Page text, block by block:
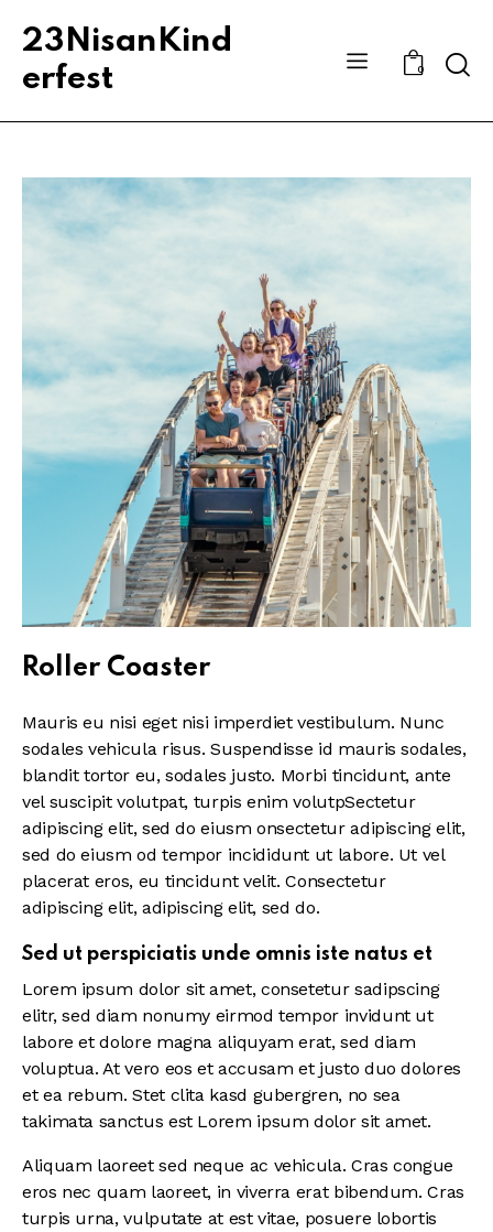
23NisanKind
erfest
0
Roller Coaster
Mauris eu nisi eget nisi imperdiet vestibulum. Nunc
sodales vehicula risus. Suspendisse id mauris sodales,
blandit tortor eu, sodales justo. Morbi tincidunt, ante
vel suscipit volutpat, turpis enim volutpSectetur
adipiscing elit, sed do eiusm onsectetur adipiscing elit,
sed do eiusm od tempor incididunt ut labore. Ut vel
placerat eros, eu tincidunt velit. Consectetur
adipiscing elit, adipiscing elit, sed do.
Sed ut perspiciatis unde omnis iste natus et
Lorem ipsum dolor sit amet, consetetur sadipscing
elitr, sed diam nonumy eirmod tempor invidunt ut
labore et dolore magna aliquyam erat, sed diam
voluptua. At vero eos et accusam et justo duo dolores
et ea rebum. Stet clita kasd gubergren, no sea
takimata sanctus est Lorem ipsum dolor sit amet.
Aliquam laoreet sed neque ac vehicula. Cras congue
eros nec quam laoreet, in viverra erat bibendum. Cras
turpis urna, vulputate at est vitae, posuere lobortis